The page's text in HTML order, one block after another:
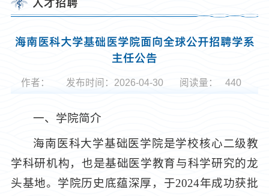
海南医科大学基础医学院面向全球公开招聘学系
主任公告
作者： 发布时间：2026-04-30 阅读量： 440
一、学院简介
海南医科大学基础医学院是学校核心二级教
学科研机构，也是基础医学教育与科学研究的龙
头基地。学院历史底蕴深厚，于2024年成功获批